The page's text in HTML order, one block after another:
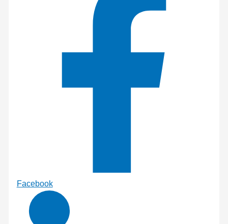
Facebook